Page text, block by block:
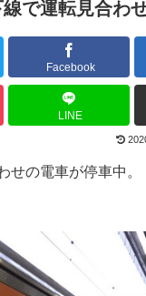
で運転見合わ
Facebook
LINE
せの電車が停車中。